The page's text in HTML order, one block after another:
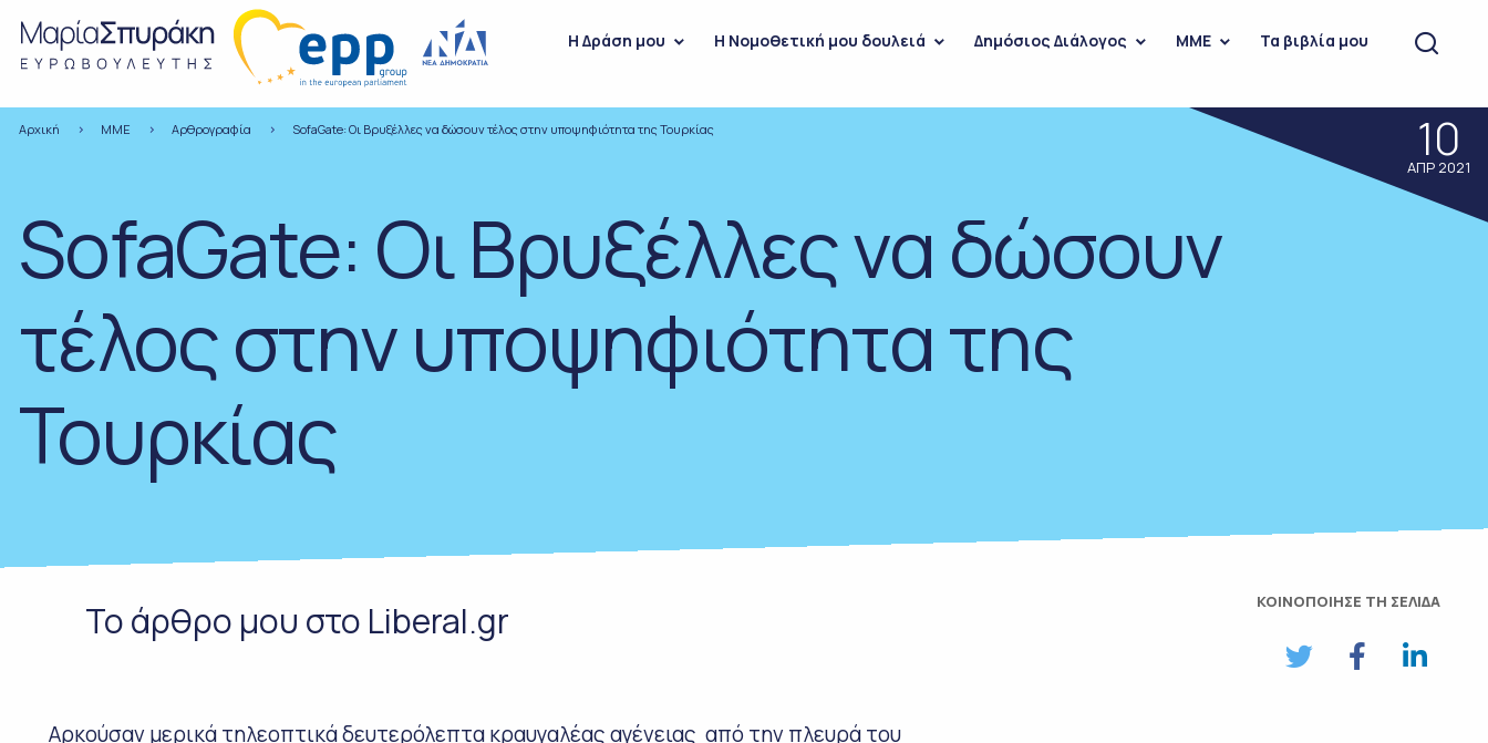
H Δράση μου Η Νομοθετική μου δουλειά Δημόσιος Διάλογος ΜΜΕ Τα βιβλία μου
Αρχική ΜΜΕ Αρθρογραφία SofaGate: Οι Βρυξέλλες να δώσουν τέλος στην υποψηφιότητα της Τουρκίας
SofaGate: Οι Βρυξέλλες να δώσουν
τέλος στην υποψηφιότητα της
Τουρκίας
10
ΑΠΡ 2021
Το άρθρο μου στο Liberal.gr
Αρκούσαν μερικά τηλεοπτικά δευτερόλεπτα κραυγαλέας αγένειας από την πλευρά του
ΚΟΙΝΟΠΟΙΗΣΕ ΤΗ ΣΕΛΙΔΑ